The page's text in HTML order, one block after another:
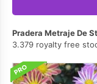
Pradera Metraje De
3.379 royalty free